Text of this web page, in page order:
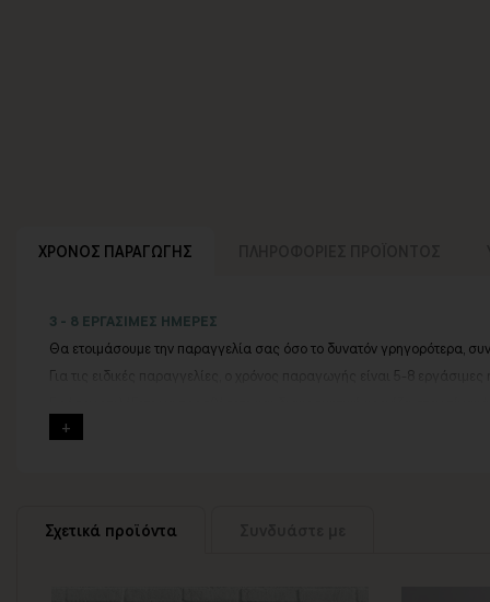
ΧΡΟΝΟΣ ΠΑΡΑΓΩΓΗΣ
3 - 8 ΕΡΓΑΣΙΜΕΣ ΗΜΕΡΕΣ
Θα ετοιμάσουμε την παραγγελία σας όσο το δυνατόν γρηγορότερα,
Για τις ειδικές παραγγελίες, ο χρόνος παραγωγής είναι 5-8 εργάσιμες
Εάν η αποστολή πραγματοποιείται κατά τη διάρκεια μεγάλων εορτών
Σχετικά προϊόντα